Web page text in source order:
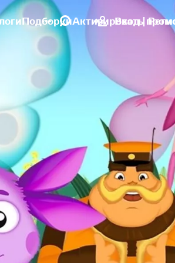
ПодборкиАктивировать
Вход |